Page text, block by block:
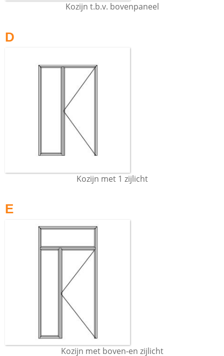
Kozijn t.b.v. bovenpaneel
D
Kozijn met 1 zijlicht
E
Kozijn met boven-en zijlicht